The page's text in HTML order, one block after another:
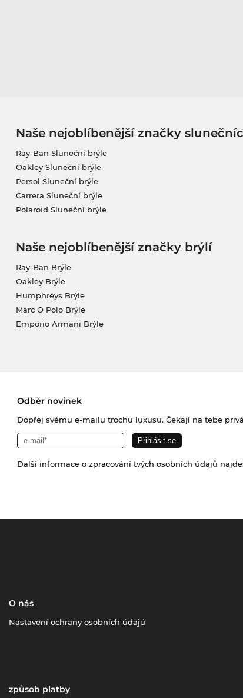
Naše nejoblíbenější značky
Ray-Ban Sluneční brýle
Oakley Sluneční brýle
Persol Sluneční brýle
Carrera Sluneční brýle
Polaroid Sluneční brýle
Naše nejoblíbenější značky brýlí
Ray-Ban Brýle
Oakley Brýle
Humphreys Brýle
Marc O Polo Brýle
Emporio Armani Brýle
Odběr novinek
Dopřej svému e-mailu trochu luxusu. Čekají na tebe
Další informace o zpracování tvých osobních údajů
O nás
Nastavení ochrany osobních údajů
způsob platby